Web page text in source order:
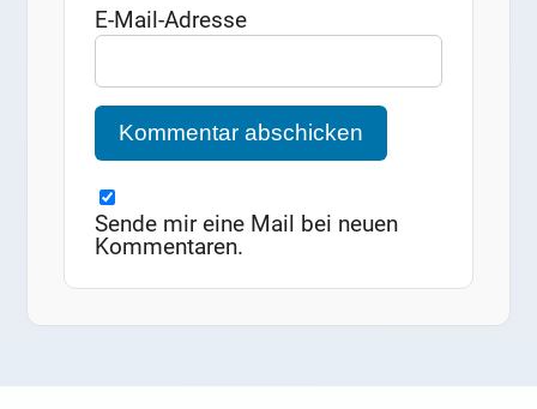
E-Mail-Adresse
Sende mir eine Mail bei neuen
Kommentaren.